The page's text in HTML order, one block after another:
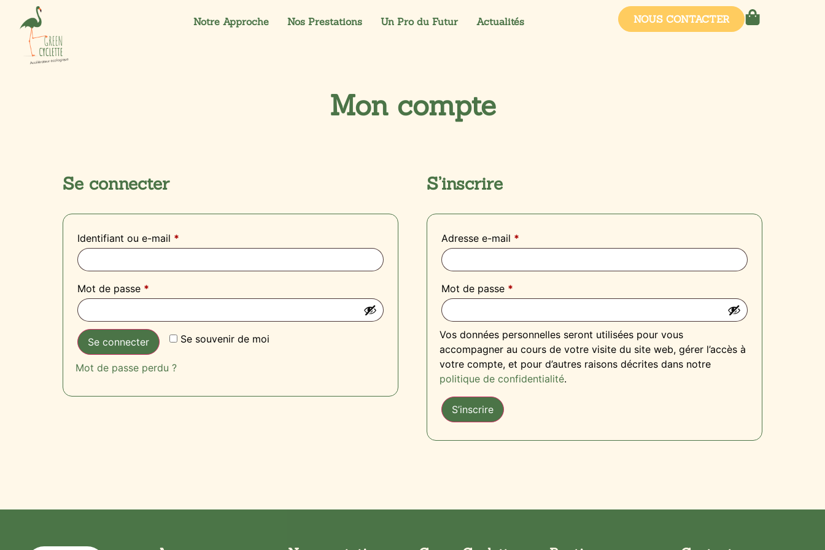
Notre Approche Nos Prestations Un Pro du Futur Actualités NOUS CONTACTER
Mon compte
Se connecter
Identifiant ou e-mail *
Mot de passe *
Se souvenir de moi
Se connecter
Mot de passe perdu ?
S’inscrire
Adresse e-mail *
Mot de passe *
Vos données personnelles seront utilisées pour vous
accompagner au cours de votre visite du site web, gérer l’accès à
votre compte, et pour d’autres raisons décrites dans notre
politique de confidentialité.
S’inscrire